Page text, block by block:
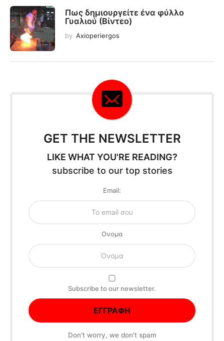
Πως δημιουργείτε ένα φύλλο
Γυαλιού (Βίντεο)
by Axioperiergos
GET THE NEWSLETTER
LIKE WHAT YOU'RE READING?
subscribe to our top stories
Email:
Oνομα
Subscribe to our newsletter.
Don't worry, we don't spam